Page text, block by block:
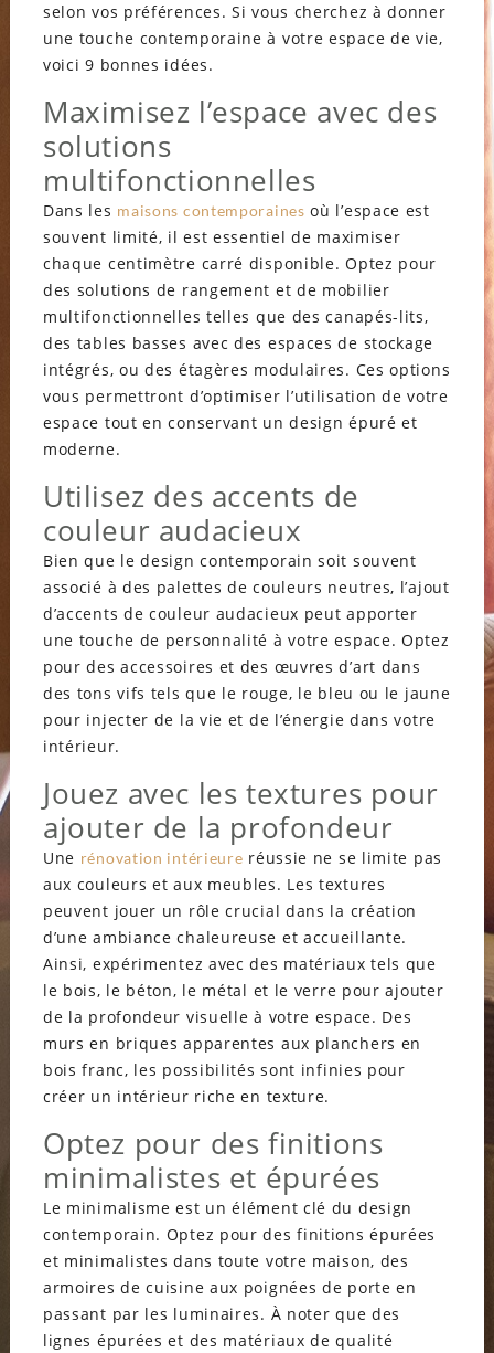
selon vos préférences. Si vous cherchez à donner
une touche contemporaine à votre espace de vie,
voici 9 bonnes idées.
Maximisez l’espace avec des
solutions
multifonctionnelles
Dans les maisons contemporaines où l’espace est
souvent limité, il est essentiel de maximiser
chaque centimètre carré disponible. Optez pour
des solutions de rangement et de mobilier
multifonctionnelles telles que des canapés-lits,
des tables basses avec des espaces de stockage
intégrés, ou des étagères modulaires. Ces options
vous permettront d’optimiser l’utilisation de votre
espace tout en conservant un design épuré et
moderne.
Utilisez des accents de
couleur audacieux
Bien que le design contemporain soit souvent
associé à des palettes de couleurs neutres, l’ajout
d’accents de couleur audacieux peut apporter
une touche de personnalité à votre espace. Optez
pour des accessoires et des œuvres d’art dans
des tons vifs tels que le rouge, le bleu ou le jaune
pour injecter de la vie et de l’énergie dans votre
intérieur.
Jouez avec les textures pour
ajouter de la profondeur
Une rénovation intérieure réussie ne se limite pas
aux couleurs et aux meubles. Les textures
peuvent jouer un rôle crucial dans la création
d’une ambiance chaleureuse et accueillante.
Ainsi, expérimentez avec des matériaux tels que
le bois, le béton, le métal et le verre pour ajouter
de la profondeur visuelle à votre espace. Des
murs en briques apparentes aux planchers en
bois franc, les possibilités sont infinies pour
créer un intérieur riche en texture.
Optez pour des finitions
minimalistes et épurées
Le minimalisme est un élément clé du design
contemporain. Optez pour des finitions épurées
et minimalistes dans toute votre maison, des
armoires de cuisine aux poignées de porte en
passant par les luminaires. À noter que des
lignes épurées et des matériaux de qualité